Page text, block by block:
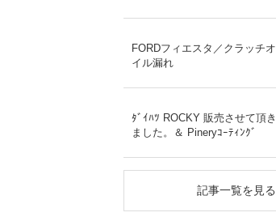
FORDフィエスタ／クラッチオ
イル漏れ
ﾀﾞｲﾊﾂ ROCKY 販売させて頂き
ました。＆ Pineryｺｰﾃｨﾝｸﾞ
記事一覧を見る